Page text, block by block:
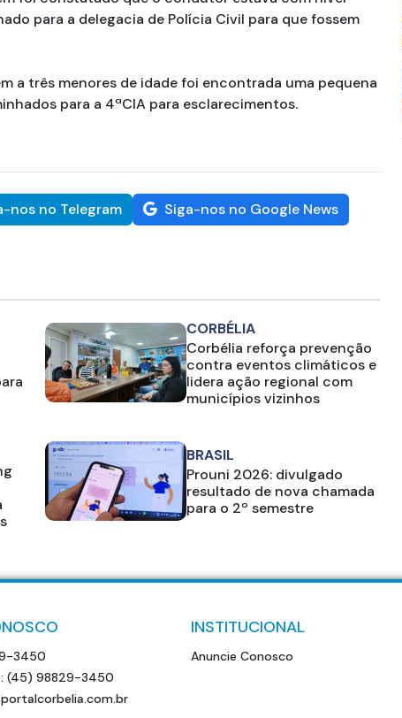
para a delegacia de Polícia Civil para que fossem
a três menores de idade foi encontrada uma pequena
para a 4ªCIA para esclarecimentos.
nos no Telegram Siga-nos no Google News
CORBÉLIA
Corbélia reforça prevenção
contra eventos climáticos e
lidera ação regional com
municípios vizinhos
BRASIL
Prouni 2026: divulgado
resultado de nova chamada
para o 2º semestre
3450
(45) 98829-3450
INSTITUCIONAL
Anuncie Conosco